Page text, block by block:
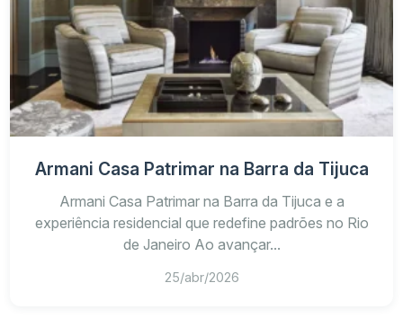
Armani Casa Patrimar na Barra da Tijuca
Armani Casa Patrimar na Barra da Tijuca e a
experiência residencial que redefine padrões no Rio
de Janeiro Ao avançar...
25/abr/2026